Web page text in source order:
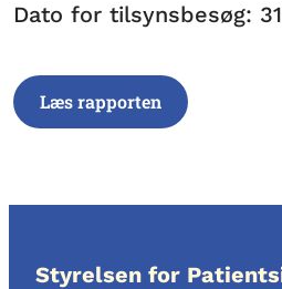
Dato for tilsynsbesøg:
Læs rapporten
Styrelsen for